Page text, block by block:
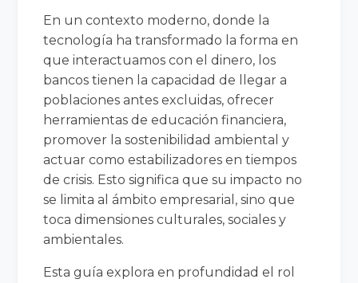
En un contexto moderno, donde la
tecnología ha transformado la forma en
que interactuamos con el dinero, los
bancos tienen la capacidad de llegar a
poblaciones antes excluidas, ofrecer
herramientas de educación financiera,
promover la sostenibilidad ambiental y
actuar como estabilizadores en tiempos
de crisis. Esto significa que su impacto no
se limita al ámbito empresarial, sino que
toca dimensiones culturales, sociales y
ambientales.
Esta guía explora en profundidad el rol